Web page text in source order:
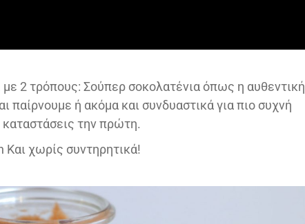
2 τρόπους: Σούπερ σοκολατένια όπως η αυθεντική
παίρνουμε ή ακόμα και συνδυαστικά για πιο συχνή
την πρώτη.
Και χωρίς συντηρητικά!